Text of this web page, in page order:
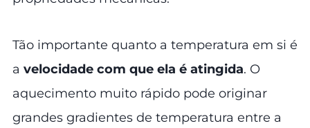
Tão importante quanto a temperatura em si é
a velocidade com que ela é atingida. O
aquecimento muito rápido pode originar
grandes gradientes de temperatura entre a